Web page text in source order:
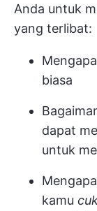
Anda untuk
yang terlibat:
biasa
dapat
untuk
kamu